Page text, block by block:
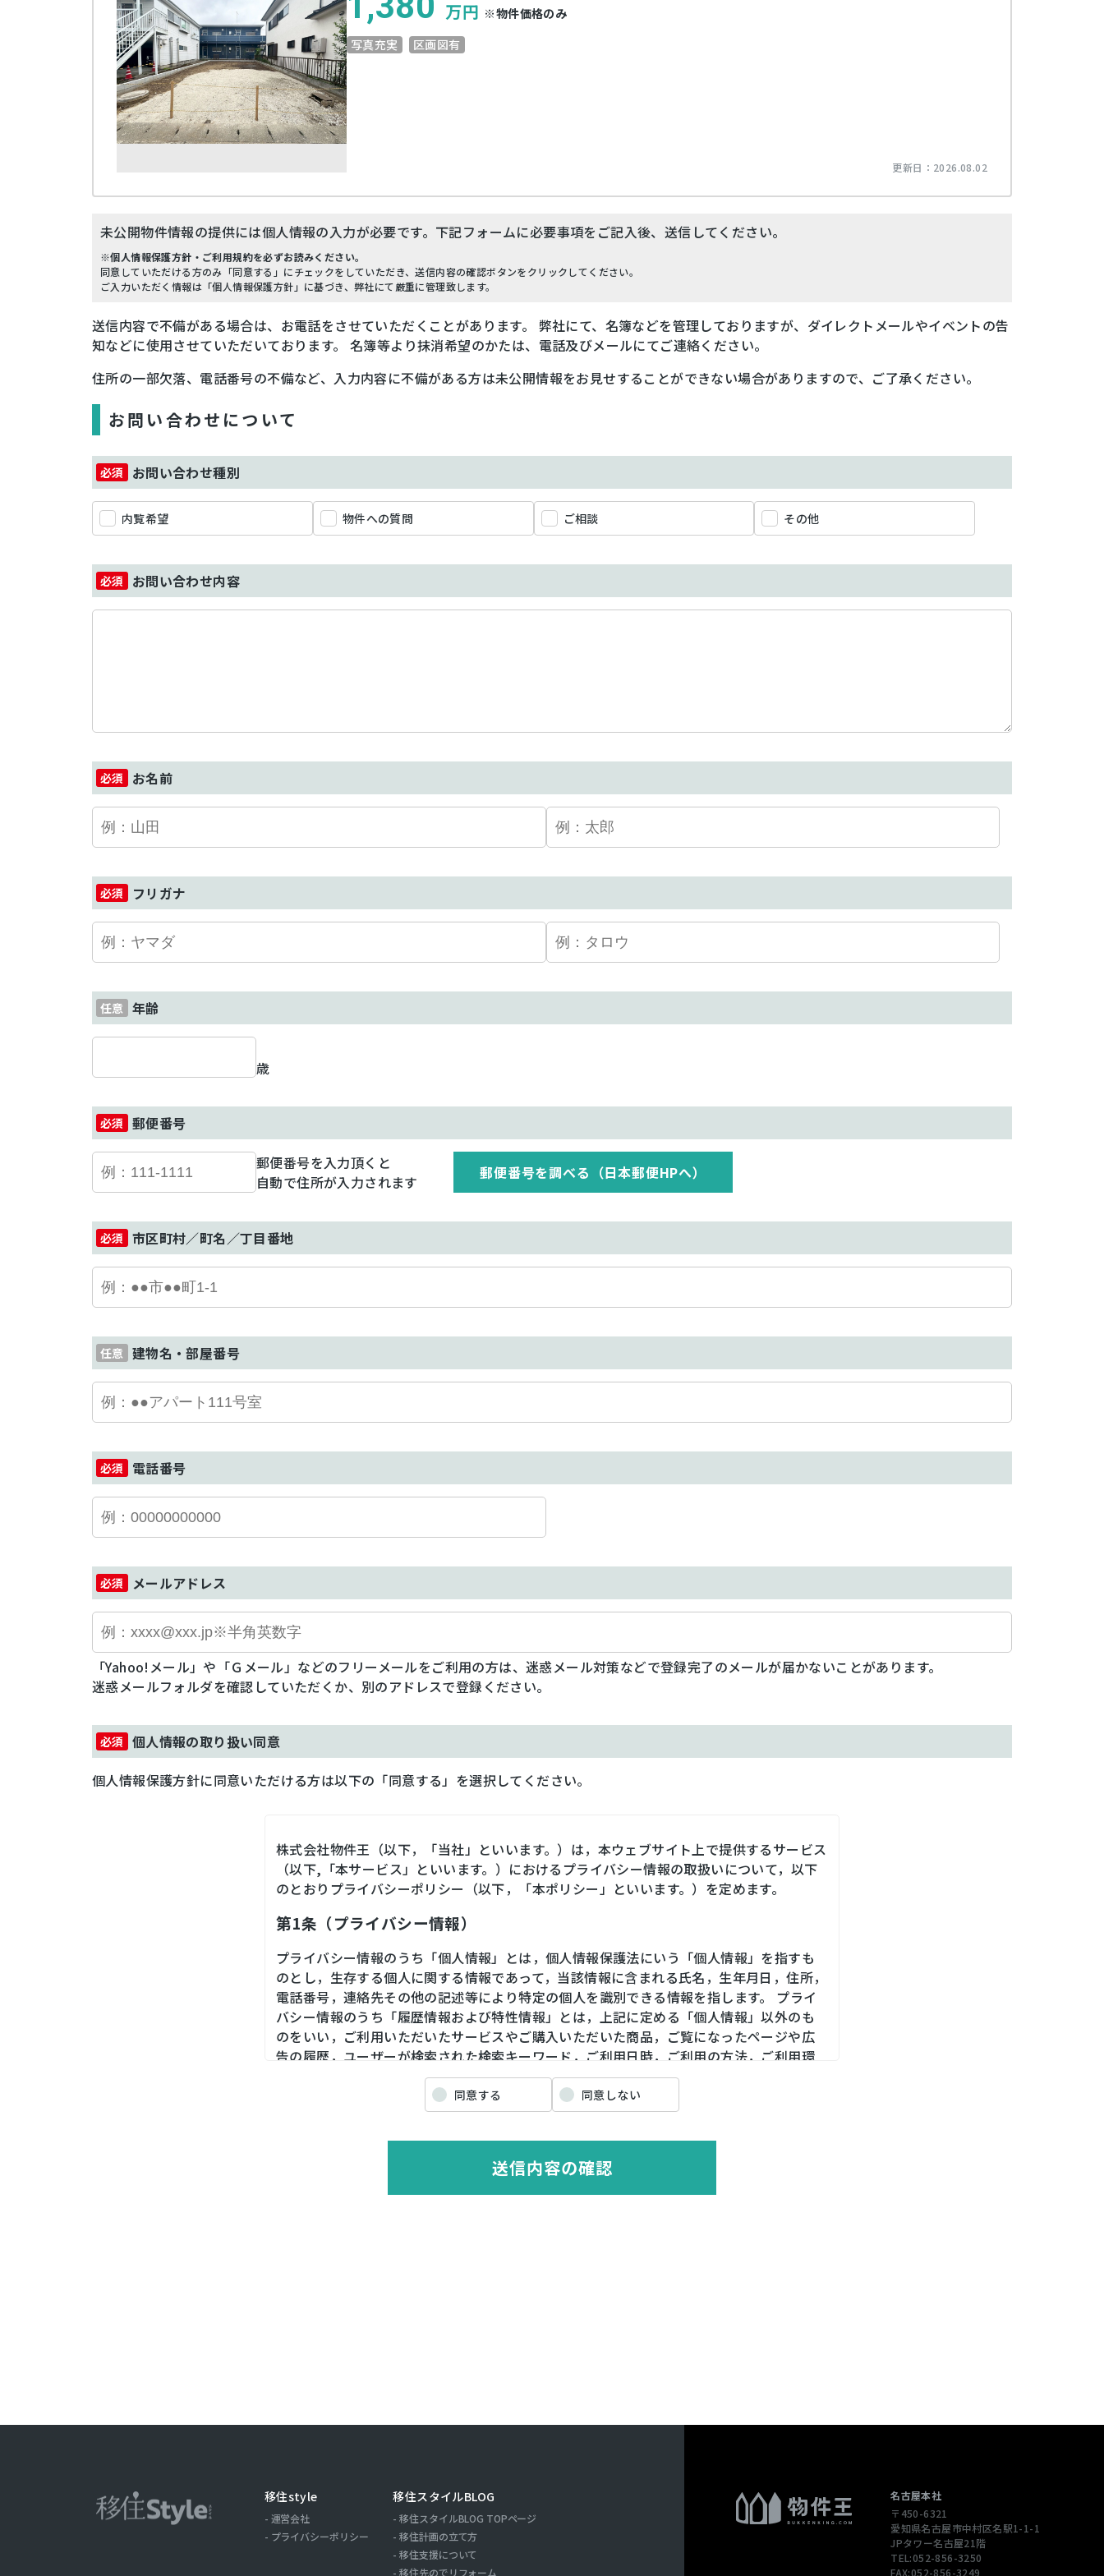
万円 ※物件価格のみ
写真充実
区画図有
更新日： 2026.08.02
未公開物件情報の提供には個人情報の入力が必要です。下記フォームに必要事項をご記入後、送信してください。
※個人情報保護方針・ご利用規約を必ずお読みください。
同意していただける方のみ「同意する」にチェックをしていただき、送信内容の確認ボタンをクリックしてください。
ご入力いただく情報は「個人情報保護方針」に基づき、弊社にて厳重に管理致します。
送信内容で不備がある場合は、お電話をさせていただくことがあります。 弊社にて、名簿などを管理しておりますが、ダイレクトメールやイベントの告
知などに使用させていただいております。 名簿等より抹消希望のかたは、電話及びメールにてご連絡ください。
住所の一部欠落、電話番号の不備など、入力内容に不備がある方は未公開情報をお見せすることができない場合がありますので、ご了承ください。
お問い合わせについて
お問い合わせ種別
内覧希望 物件への質問 ご相談 その他
お問い合わせ内容
お名前
フリガナ
年齢
歳
郵便番号
郵便番号を入力頂くと
自動で住所が入力されます
郵便番号を調べる（日本郵便HPへ）
市区町村／町名／丁目番地
建物名・部屋番号
電話番号
メールアドレス
「Yahoo!メール」や「Ｇメール」などのフリーメールをご利用の方は、迷惑メール対策などで登録完了のメールが届かないことがあります。
迷惑メールフォルダを確認していただくか、別のアドレスで登録ください。
個人情報の取り扱い同意
個人情報保護方針に同意いただける方は以下の「同意する」を選択してください。
株式会社物件王（以下，「当社」といいます。）は，本ウェブサイト上で提供するサービス
（以下,「本サービス」といいます。）におけるプライバシー情報の取扱いについて，以下
のとおりプライバシーポリシー（以下，「本ポリシー」といいます。）を定めます。
第1条（プライバシー情報）
プライバシー情報のうち「個人情報」とは，個人情報保護法にいう「個人情報」を指すも
のとし，生存する個人に関する情報であって，当該情報に含まれる氏名，生年月日，住所，
電話番号，連絡先その他の記述等により特定の個人を識別できる情報を指します。 プライ
バシー情報のうち「履歴情報および特性情報」とは，上記に定める「個人情報」以外のも
のをいい，ご利用いただいたサービスやご購入いただいた商品，ご覧になったページや広
告の履歴，ユーザーが検索された検索キーワード，ご利用日時，ご利用の方法，ご利用環
境，郵便番号や性別，職業，年齢，ユーザーのIPアドレス，クッキー情報，位置情報，端
末の個体識別情報などを指します。
第２条（プライバシー情報の収集方法）
当社は，ユーザーが利用登録をする際に氏名，生年月日，住所，電話番号，メールアドレ
ス，銀行口座番号，クレジットカード番号，運転免許証番号などの個人情報をお尋ねする
氏名，住所，連絡先，支払方法などの登録情報，利用されたサービスや購入された商品，
およびそれらの代金などに関する情報を表示する目的
（2）ユーザーにお知らせや連絡をするためにメールアドレスを利用する場合やユーザーに
商品を送付したり必要に応じて連絡したりするため，氏名や住所などの連絡先情報を利用す
同意する 同意しない
送信内容の確認
移住style
運営会社
プライバシーポリシー
移住スタイルBLOG
移住スタイルBLOG TOPページ
移住計画の立て方
移住支援について
移住先のでリフォーム
名古屋本社
〒450-6321
愛知県名古屋市中村区名駅1-1-1
JPタワー名古屋21階
TEL:052-856-3250
FAX:052-856-3249